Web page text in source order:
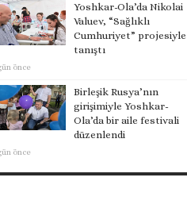
Yoshkar-Ola’da Nikolai
Valuev, “Sağlıklı
Cumhuriyet” projesiyle
tanıştı
önce
Birleşik Rusya’nın
girişimiyle Yoshkar-
Ola’da bir aile festivali
düzenlendi
önce